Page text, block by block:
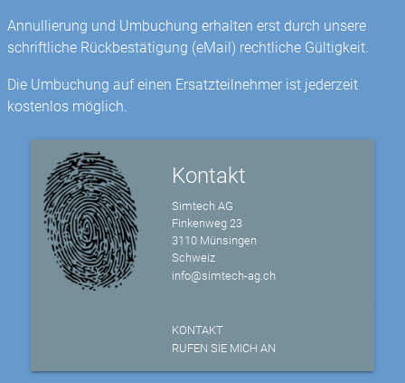
Annullierung und Umbuchung erhalten erst durch unsere
schriftliche Rückbestätigung (eMail) rechtliche Gültigkeit.
Die Umbuchung auf einen Ersatzteilnehmer ist jederzeit
kostenlos möglich.
Kontakt
Simtech AG
Finkenweg 23
3110 Münsingen
Schweiz
info@simtech-ag.ch
KONTAKT
RUFEN SIE MICH AN